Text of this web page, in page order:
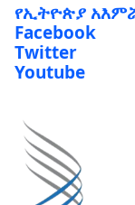
የኢትዮጵያ
Facebook
Twitter
Youtube